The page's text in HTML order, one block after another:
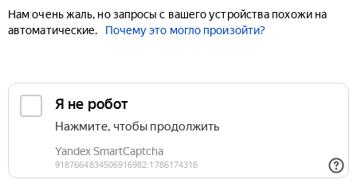
Нам очень жаль, но запросы с вашего устройства похожи на
автоматические.
Почему это могло произойти?